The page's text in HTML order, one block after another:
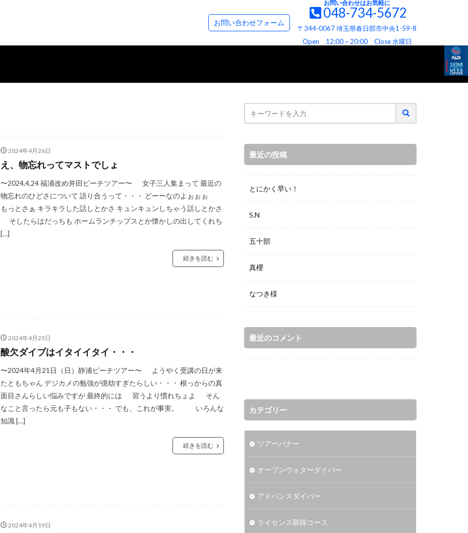
お問い合わせフォーム
お問い合わせはお気軽に
048-734-5672
〒344-0067 埼玉県春日部市中央1-59-8
Open 12:00～20:00 Close 水曜日
SeaDsについて お問い合わせ＆資料請求フォーム
2024年4月26日
え、物忘れってマストでしょ
〜2024,4,24 福浦改め井田ビーチツアー〜 女子三人集まって 最近の
物忘れのひどさについて 語り合うって・・・ どーーなのよぉぉぉ
もっとさぁ キラキラした話しとかさ キュンキュンしちゃう話しとかさ
そしたらはだっちも ホームランチップスとか懐かしの出してくれち
[…]
続きを読む
2024年4月23日
酸欠ダイブはイタイイタイ・・・
〜2024年4月21日（日）静浦ビーチツアー〜 ようやく受講の日が来
たともちゃん デジカメの勉強が億劫すぎたらしい・・・ 根っからの真
面目さんらしい悩みですが 最終的には 習うより慣れちょよ そん
なこと言ったら元も子もない・・・ でも、これが事実。 いろんな
知識 […]
続きを読む
2024年4月19日
最近の投稿
とにかく早い！
S.N
五十部
真櫻
なつき様
最近のコメント
カテゴリー
ツアーバナー
オープンウォタ〜ダイバー
アドバンスダイバー
ライセンス取得コース